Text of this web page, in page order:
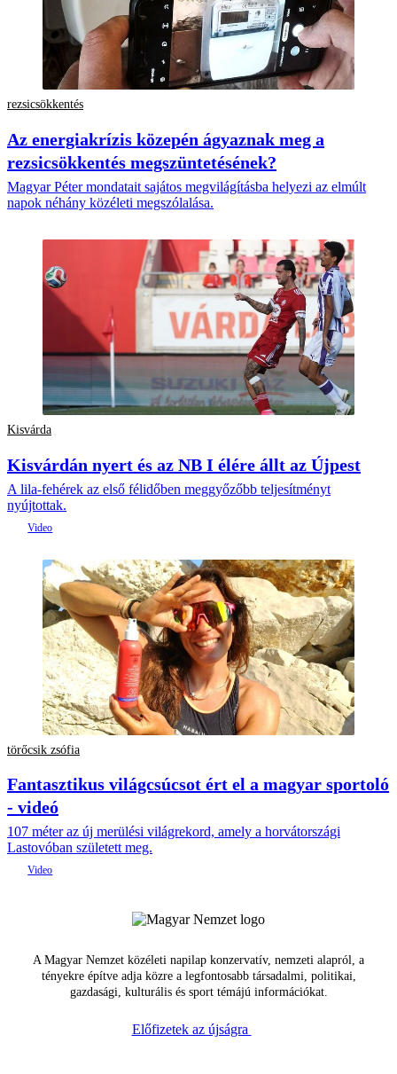
rezsicsökkentés
Az energiakrízis közepén ágyaznak meg a
rezsicsökkentés megszüntetésének?
Magyar Péter mondatait sajátos megvilágításba helyezi az elmúlt
napok néhány közéleti megszólalása.
Kisvárda
Kisvárdán nyert és az NB I élére állt az Újpest
A lila-fehérek az első félidőben meggyőzőbb teljesítményt
nyújtottak.
törőcsik zsófia
Fantasztikus világcsúcsot ért el a magyar sportoló
- videó
107 méter az új merülési világrekord, amely a horvátországi
Lastovóban született meg.
A Magyar Nemzet közéleti napilap konzervatív, nemzeti alapról, a
tényekre építve adja közre a legfontosabb társadalmi, politikai,
gazdasági, kulturális és sport témájú információkat.
Előfizetek az újságra